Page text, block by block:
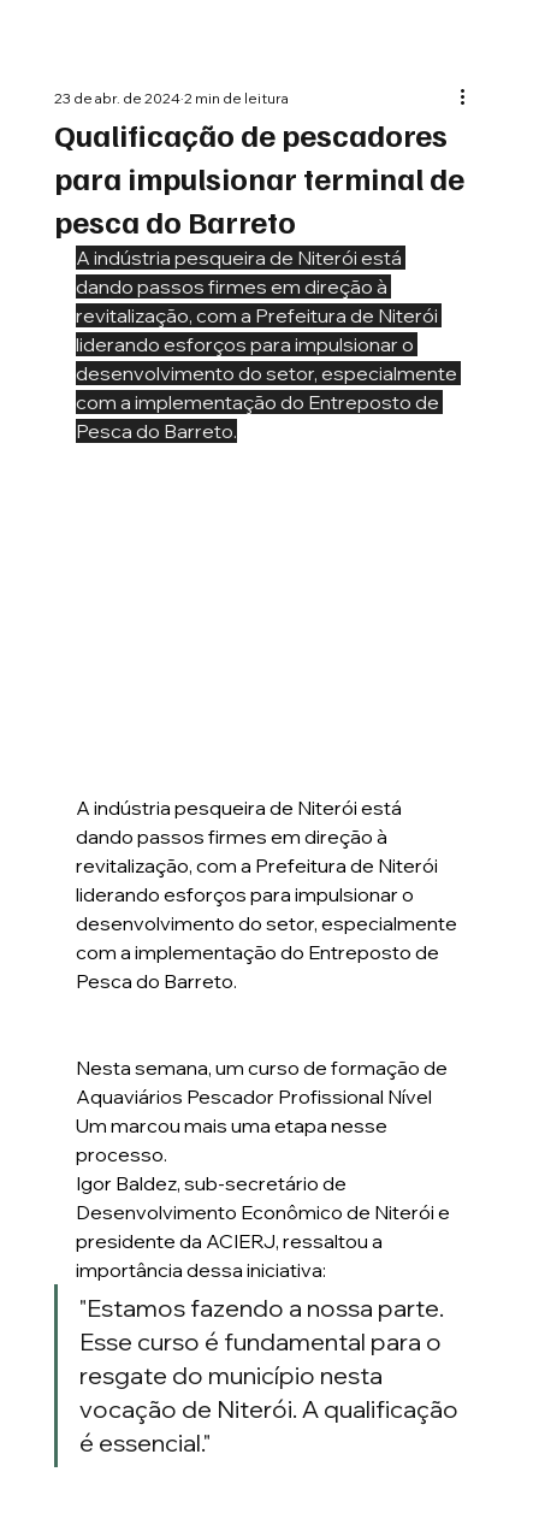
Qualificação de pescadores
para impulsionar terminal de
pesca do Barreto
23 de abr. de 2024 2 min de leitura
A indústria pesqueira de Niterói está
dando passos firmes em direção à
revitalização, com a Prefeitura de Niterói
liderando esforços para impulsionar o
desenvolvimento do setor, especialmente
com a implementação do Entreposto de
Pesca do Barreto.
A indústria pesqueira de Niterói está
dando passos firmes em direção à
revitalização, com a Prefeitura de Niterói
liderando esforços para impulsionar o
desenvolvimento do setor, especialmente
com a implementação do Entreposto de
Pesca do Barreto.
Nesta semana, um curso de formação de
Aquaviários Pescador Profissional Nível
Um marcou mais uma etapa nesse
processo.
Igor Baldez, sub-secretário de
Desenvolvimento Econômico de Niterói e
presidente da ACIERJ, ressaltou a
importância dessa iniciativa:
"Estamos fazendo a nossa parte.
Esse curso é fundamental para o
resgate do município nesta
vocação de Niterói. A qualificação
é essencial."